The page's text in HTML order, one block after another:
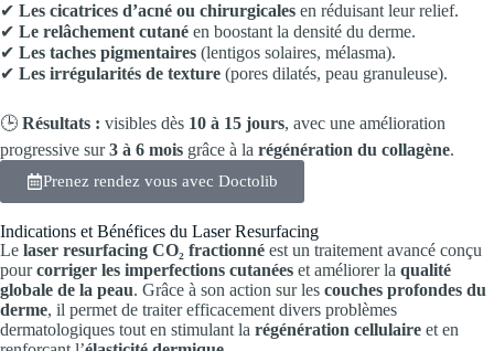
✔ Les cicatrices d’acné ou chirurgicales en réduisant leur relief.
✔ Le relâchement cutané en boostant la densité du derme.
✔ Les taches pigmentaires (lentigos solaires, mélasma).
✔ Les irrégularités de texture (pores dilatés, peau granuleuse).
🕒 Résultats : visibles dès 10 à 15 jours, avec une amélioration
progressive sur3 à 6 mois grâce à la régénération du collagène.
Prenez rendez vous avec Doctolib
Indications et Bénéfices du Laser Resurfacing
Le laser resurfacing CO₂ fractionné est un traitement avancé conçu
pourcorriger les imperfections cutanées et améliorer la qualité
globale de la peau. Grâce à son action sur les couches profondes du
derme, il permet de traiter efficacement divers problèmes
dermatologiques tout en stimulant la régénération cellulaire et en